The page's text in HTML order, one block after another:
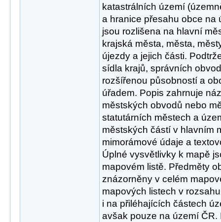
katastrálních území
a hranice přesahu obce na
jsou rozlišena na hlavní
krajská města, města,
újezdy a jejich části.
sídla krajů, správních
rozšířenou působností a
úřadem. Popis zahrnuje
městských obvodů nebo
statutárních městech a
městských částí v hlavním
mimorámové údaje a
Úplné vysvětlivky k mapě
mapovém listě. Předměty
znázorněny v celém
mapových listech v
i na přiléhajících částech
avšak pouze na území